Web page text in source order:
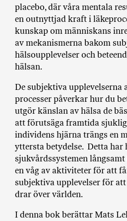
placebo, där våra mentala
en outnyttjad kraft i
kunskap om människans
av mekanismerna bakom
hälsoupplevelser och
hälsan.
De subjektiva upplevelserna
processer påverkar hur du
utgör känslan av hälsa de
att förutsäga framtida
individens hjärna trängs en
yttersta betydelse. Detta har
sjukvårdssystemen
en våg av aktiviteter för att
subjektiva upplevelser för
drar över världen.
I denna bok berättar Mats